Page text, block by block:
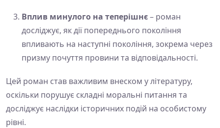
Вплив минулого на теперішнє– роман
досліджує, як дії попереднього покоління
впливають на наступні покоління, зокрема через
призму почуття провини та відповідальності.
Цей роман став важливим внеском у літературу,
оскільки порушує складні моральні питання та
досліджує наслідки історичних подій на особистому
рівні.